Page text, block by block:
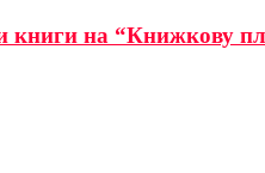
на “Книжкову